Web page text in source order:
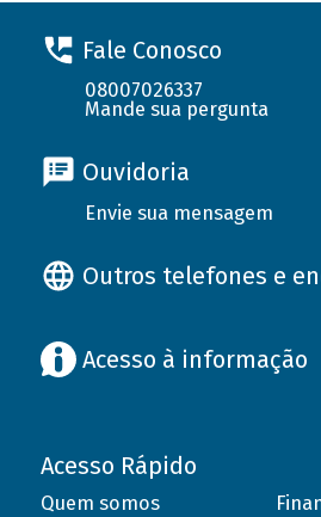
Fale Conosco
08007026337
Mande sua pergunta
Ouvidoria
Envie sua mensagem
Outros telefones e
Acesso à informação
Acesso Rápido
Quem somos